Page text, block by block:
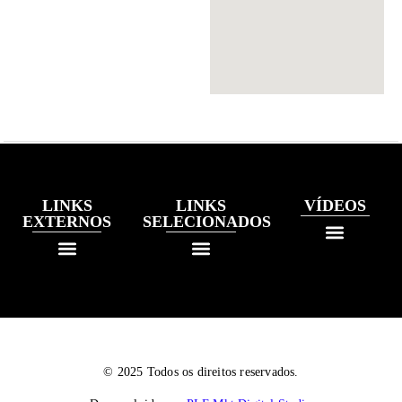
LINKS
EXTERNOS
LINKS
SELECIONADOS
VÍDEOS
© 2025 Todos os direitos reservados.